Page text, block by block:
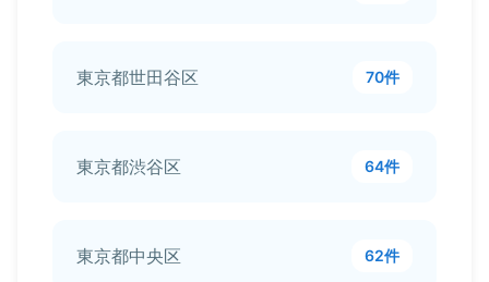
東京都世田谷区 70件
東京都渋谷区 64件
東京都中央区 62件